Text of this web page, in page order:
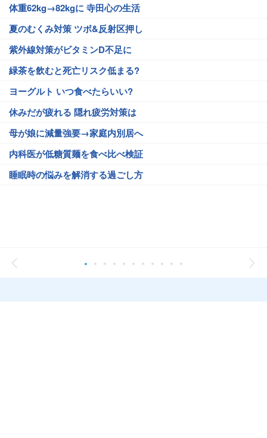
体重62kg→82kgに 寺田心の生活
夏のむくみ対策 ツボ&反射区押し
紫外線対策がビタミンD不足に
緑茶を飲むと死亡リスク低まる?
ヨーグルト いつ食べたらいい?
休みだが疲れる 隠れ疲労対策は
母が娘に減量強要→家庭内別居へ
内科医が低糖質麺を食べ比べ検証
睡眠時の悩みを解消する過ごし方